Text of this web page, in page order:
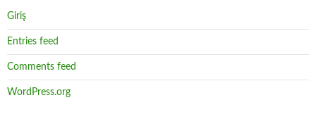
Giriş
Entries feed
Comments feed
WordPress.org